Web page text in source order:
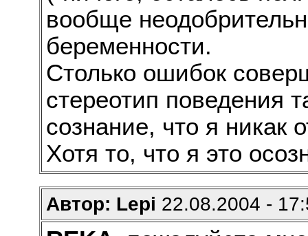
вообще
беременности.
Столько ошибок
стереотип поведения
сознание, что я никак
Хотя то, что я это
Автор: Lepi 22.08.2004 -